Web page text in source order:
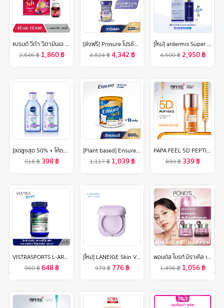
แบรนด์ วีต้า วิตามินเอ เบอร์รี่ 42 มล. แพค 12 ขวด x 6 แพค (72 ขวด) (ยกลัง) (VETA)
2,646฿ 1,860฿
[ส่งฟรี] Prosure โปรชัวร์ ชนิดน้ำ กลิ่นวานิลลา 220ml 24 ขวด Prosure Liquid Vanilla 220ml x24 สำหรับผู้ป่วยมะเร็ง
4,824฿4,342฿
[ใหม่] ardermis Super Concentrate (Gen ll) 30ml เซรั่มไบโอเปปไทด์ ผิวดูอ่อนเยาว์ ด้วย BIOPEPTIDE 35ppm
4,600฿2,950฿
[ลดสูงสุด 50% + โค้ดลดเพิ่ม 20%]นีเวีย ไมเซล่า เช็ดเครื่องสำอาง แอคเน่ แคร์ เมคอัพ เคลียร์ 400 มล. 2 ชิ้น NIVEA
518฿ 398฿
[Plant based] Ensure Gold เอนชัวร์ โกลด์ กลิ่นอัลมอนด์ สูตรโปรตีนธัญพืช 800g 1 กระป๋อง Ensure Gold Plant Based 800gx1
1,117฿ 1,039฿
PAPA FEEL 5D PEPTIDE อายครีมเปปไทด์ ต่อต้านริ้วรอยรอบดวงตา 15 กรัม Anti Aging Eye Cream
899฿ 339฿
VISTRASPORTS L-ARGININE PLUS L-ORNITHINE 1000 MG. (60 เม็ด)
960฿648฿
[ใหม่] LANEIGE Skin Veil Tone-Up Powder 7g
970฿ 776฿
พอนด์ส ไบรท์ มิราเคิล เซรั่มและครีมหน้าใส สูตรกลางวัน spf30 และกลางคืน ไนอาซอร์ซินอล แพ็ค 4 ชิ้น ( ครีมบำรุงหน้า , มอยเจอร์ไรเซอร์ )
1,496฿ 1,056฿